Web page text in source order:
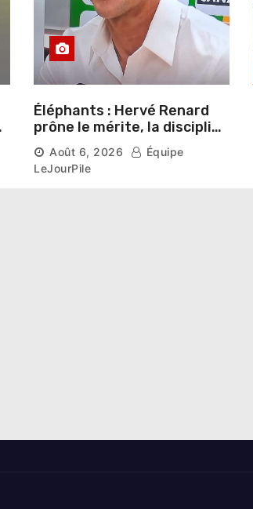
Éléphants : Hervé Renard
prône le mérite, la discipline
et l’esprit collectif pour un
nouveau départ
Août 6, 2026
Équipe
LeJourPile